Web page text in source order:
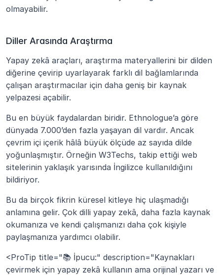
olmayabilir.
Diller Arasında Araştırma
Yapay zekâ araçları, araştırma materyallerini bir dilden
diğerine çevirip uyarlayarak farklı dil bağlamlarında
çalışan araştırmacılar için daha geniş bir kaynak
yelpazesi açabilir.
Bu en büyük faydalardan biridir. Ethnologue’a göre
dünyada 7.000’den fazla yaşayan dil vardır. Ancak
çevrim içi içerik hâlâ büyük ölçüde az sayıda dilde
yoğunlaşmıştır. Örneğin W3Techs, takip ettiği web
sitelerinin yaklaşık yarısında İngilizce kullanıldığını
bildiriyor.
Bu da birçok fikrin küresel kitleye hiç ulaşmadığı
anlamına gelir. Çok dilli yapay zekâ, daha fazla kaynak
okumanıza ve kendi çalışmanızı daha çok kişiyle
paylaşmanıza yardımcı olabilir.
<ProTip title="📚 İpucu:" description="Kaynakları
çevirmek için yapay zekâ kullanın ama orijinal yazarı ve